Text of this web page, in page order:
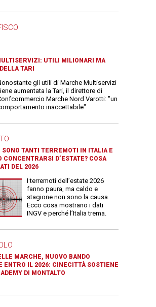
UTILI MILIONARI MA
TARI
gli utili di Marche Multiservizi
aumentata la Tari, il direttore di
Marche Nord Varotti: "un
inaccettabile"
SONO TANTI TERREMOTI IN ITALIA E
CONCENTRARSI D’ESTATE? COSA
DEL 2026
I terremoti dell’estate 2026
fanno paura, ma caldo e
stagione non sono la causa.
Ecco cosa mostrano i dati
INGV e perché l’Italia trema.
MARCHE, NUOVO BANDO
ENTRO IL 2026: CINECITTÀ SOSTIENE
DI MONTALTO